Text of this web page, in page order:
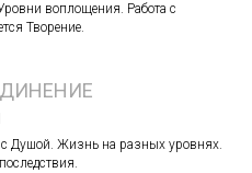
воплощения. Работа с
Творение.
с Душой. Жизнь на разных уровнях.